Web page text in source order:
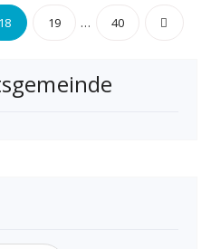
18 19 … 40